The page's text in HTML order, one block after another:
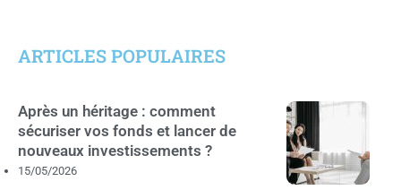
ARTICLES POPULAIRES
Après un héritage : comment
sécuriser vos fonds et lancer de
nouveaux investissements ?
15/05/2026